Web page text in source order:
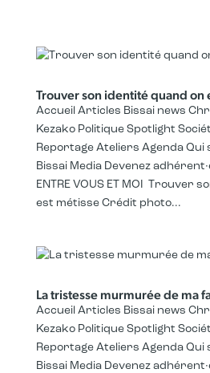
Trouver son identité quand on
Accueil Articles Bissai news
Kezako Politique Spotlight
Reportage Ateliers Agenda Qui
Bissai Media Devenez
ENTRE VOUS ET MOI Trouver
est métisse Crédit photo...
La tristesse murmurée de ma
Accueil Articles Bissai news
Kezako Politique Spotlight
Reportage Ateliers Agenda Qui
Bissai Media Devenez